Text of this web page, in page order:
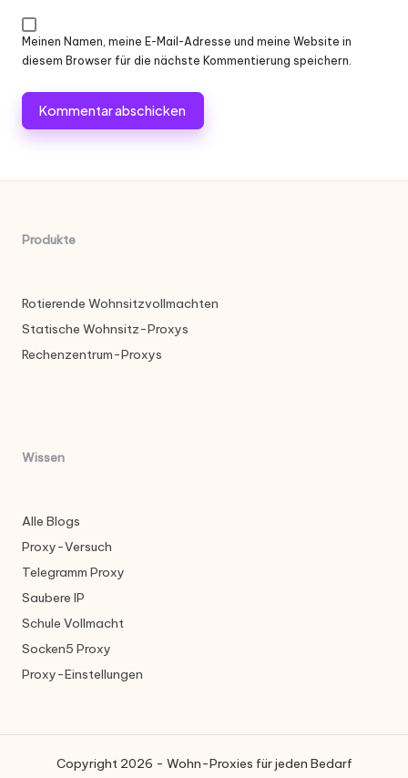
Meinen Namen, meine E-Mail-Adresse und meine Website in
diesem Browser für die nächste Kommentierung speichern.
Produkte
Rotierende Wohnsitzvollmachten
Statische Wohnsitz-Proxys
Rechenzentrum-Proxys
Wissen
Alle Blogs
Proxy-Versuch
Telegramm Proxy
Saubere IP
Schule Vollmacht
Socken5 Proxy
Proxy-Einstellungen
Copyright 2026 - Wohn-Proxies für jeden Bedarf